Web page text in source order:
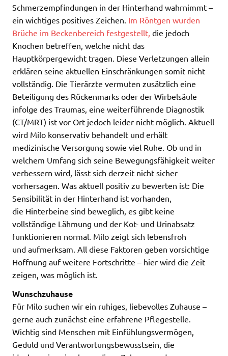
Schmerzempfindungen in der Hinterhand wahrnimmt –
ein wichtiges positives Zeichen. Im Röntgen wurden
Brüche im Beckenbereich festgestellt, die jedoch
Knochen betreffen, welche nicht das
Hauptkörpergewicht tragen. Diese Verletzungen allein
erklären seine aktuellen Einschränkungen somit nicht
vollständig. Die Tierärzte vermuten zusätzlich eine
Beteiligung des Rückenmarks oder der Wirbelsäule
infolge des Traumas, eine weiterführende Diagnostik
(CT/MRT) ist vor Ort jedoch leider nicht möglich. Aktuell
wird Milo konservativ behandelt und erhält
medizinische Versorgung sowie viel Ruhe. Ob und in
welchem Umfang sich seine Bewegungsfähigkeit weiter
verbessern wird, lässt sich derzeit nicht sicher
vorhersagen. Was aktuell positiv zu bewerten ist: Die
Sensibilität in der Hinterhand ist vorhanden,
die Hinterbeine sind beweglich, es gibt keine
vollständige Lähmung und der Kot- und Urinabsatz
funktionieren normal. Milo zeigt sich lebensfroh
und aufmerksam. All diese Faktoren geben vorsichtige
Hoffnung auf weitere Fortschritte – hier wird die Zeit
zeigen, was möglich ist.
Wunschzuhause
Für Milo suchen wir ein ruhiges, liebevolles Zuhause –
gerne auch zunächst eine erfahrene Pflegestelle.
Wichtig sind Menschen mit Einfühlungsvermögen,
Geduld und Verantwortungsbewusstsein, die